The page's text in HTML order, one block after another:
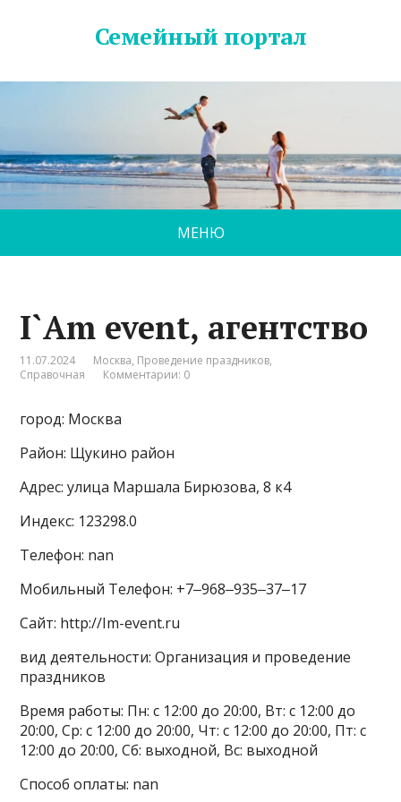
Семейный портал
МЕНЮ
I`Am event, агентство
11.07.2024 Москва, Проведение праздников,
Справочная
Комментарии: 0
город: Москва
Район: Щукино район
Адрес: улица Маршала Бирюзова, 8 к4
Индекс: 123298.0
Телефон: nan
Мобильный Телефон: +7‒968‒935‒37‒17
Сайт: http://Im-event.ru
вид деятельности: Организация и проведение
праздников
Время работы: Пн: с 12:00 до 20:00, Вт: с 12:00 до
20:00, Ср: с 12:00 до 20:00, Чт: с 12:00 до 20:00, Пт: с
12:00 до 20:00, Сб: выходной, Вс: выходной
Способ оплаты: nan